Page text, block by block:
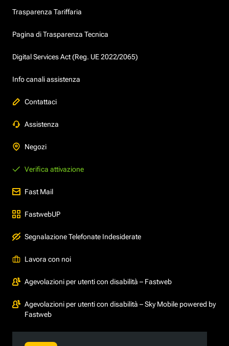
Trasparenza Tariffaria
Pagina di Trasparenza Tecnica
Digital Services Act (Reg. UE 2022/2065)
Info canali assistenza
Contattaci
Assistenza
Negozi
Verifica attivazione
Fast Mail
FastwebUP
Segnalazione Telefonate Indesiderate
Lavora con noi
Agevolazioni per utenti con disabilità – Fastweb
Agevolazioni per utenti con disabilità – Sky Mobile powered by
Fastweb